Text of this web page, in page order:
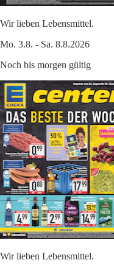
Wir lieben Lebensmittel.
Mo. 3.8. - Sa. 8.8.2026
Noch bis morgen gültig
Wir lieben Lebensmittel.